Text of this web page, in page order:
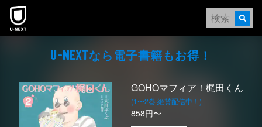
本文へスキップ
U-NEXTなら電⼦書籍もお得！
GOHOマフィア！梶田くん
(1〜2巻 絶賛配信中！)
858円〜